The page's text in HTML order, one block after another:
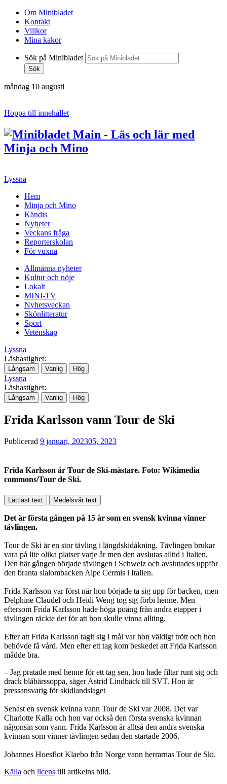
Om Minibladet
Kontakt
Villkor
Mina kakor
Sök på Minibladet
Sök
måndag 10 augusti
Hoppa till innehållet
Lyssna
Hem
Minja och Mino
Kändis
Nyheter
Veckans fråga
Reporterskolan
För vuxna
Allmänna nyheter
Kultur och nöje
Lokalt
MINI-TV
Nyhetsveckan
Skönlitteratur
Sport
Vetenskap
Lyssna
Läshastighet:
Långsam Vanlig Hög
Lyssna
Läshastighet:
Långsam Vanlig Hög
Frida Karlsson vann Tour de Ski
Publicerad 9 januari, 202305, 2023
Frida Karlsson är Tour de Ski-mästare. Foto: Wikimedia
commons/Tour de Ski.
Lättläst text Medelsvår text
Det är första gången på 15 år som en svensk kvinna vinner
tävlingen.
Tour de Ski är en stor tävling i längdskidåkning. Tävlingen brukar
vara på lite olika platser varje år men den avslutas alltid i Italien.
Den här gången började tävlingen i Schweiz och avslutades uppför
den branta slalombacken Alpe Cermis i Italien.
Frida Karlsson var först när hon började ta sig upp för backen, men
Delphine Claudel och Heidi Weng tog sig förbi henne. Men
eftersom Frida Karlsson hade höga poäng från andra etapper i
tävlingen räckte det för att hon skulle vinna allting.
Efter att Frida Karlsson tagit sig i mål var hon väldigt trött och hon
behövde få vård. Men efter ett tag kom beskedet att Frida Karlsson
mådde bra.
– Jag pratade med henne för ett tag sen, hon hade filtar runt sig och
drack blåbärssoppa, säger Astrid Lindbäck till SVT. Hon är
pressansvarig för skidlandslaget
Senast en svensk kvinna vann Tour de Ski var 2008. Det var
Charlotte Kalla och hon var också den första svenska kvinnan
någonsin som vann. Frida Karlsson är alltså den andra svenska
kvinnan som vinner tävlingen sedan den startade 2006.
Johannes Hoesflot Klaebo från Norge vann herrarnas Tour de Ski.
Källa och licens till artikelns bild.